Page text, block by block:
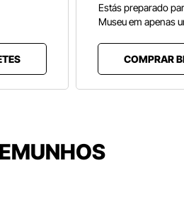
Estás preparado
Museu em apenas
COMPRAR